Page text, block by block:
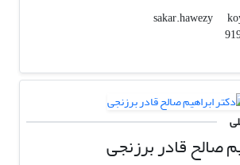
صالح قادر برزنجی